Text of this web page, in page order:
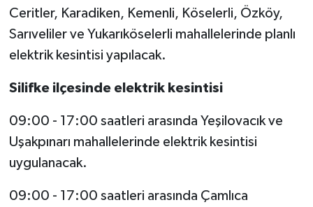
Ceritler, Karadiken, Kemenli, Köselerli, Özköy,
Sarıveliler ve Yukarıköselerli mahallelerinde planlı
elektrik kesintisi yapılacak.
Silifke ilçesinde elektrik kesintisi
09:00 - 17:00 saatleri arasında Yeşilovacık ve
Uşakpınarı mahallelerinde elektrik kesintisi
uygulanacak.
09:00 - 17:00 saatleri arasında Çamlıca